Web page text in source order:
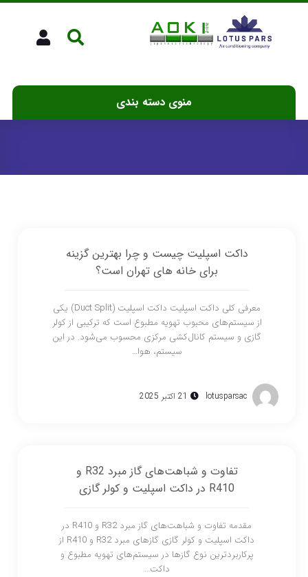
منوی دسته بندی
داکت اسپلیت چیست و چرا بهترین گزینه
برای خانه های تهران است؟
معرفی کلی داکت اسپلیت داکت اسپلیت (Duct Split) یکی
از سیستم‌های محبوب تهویه مطبوع است که ترکیبی از کولر
گازی و سیستم کانال‌کشی مرکزی محسوب می‌شود. در این
سیستم، هوا…
lotusparsac 21 اکتبر 2025
تفاوت و شباهت‌های گاز مبرد R32 و
R410 در داکت اسپلیت و کولر گازی
مقدمه تفاوت و شباهت‌های گاز مبرد R32 و R410 در
داکت اسپلیت و کولر گازی گازهای مبرد R32 و R410 از
پرکاربردترین نوع گازها در سیستم‌های تهویه مطبوع و
داکت…